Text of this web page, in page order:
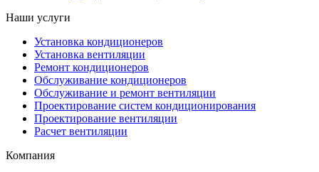
Наши услуги
Установка кондиционеров
Установка вентиляции
Ремонт кондиционеров
Обслуживание кондиционеров
Обслуживание и ремонт вентиляции
Проектирование систем кондиционирования
Проектирование вентиляции
Расчет вентиляции
Компания